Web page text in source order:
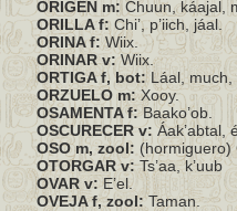
ORIGEN m: Chuun, káajal,
ORILLA f:Chi’, p’iich, jáal.
ORINA f:Wiix.
ORINAR v:Wiix.
ORTIGA f, bot:Láal, much,
ORZUELO m:Xooy.
OSAMENTA f:Baako’ob.
OSCURECER v:Áak’abtal,
OSO m, zool: (hormiguero)
OTORGAR v:Ts’aa, k’uub
OVAR v:E’el.
OVEJA f, zool:Taman.